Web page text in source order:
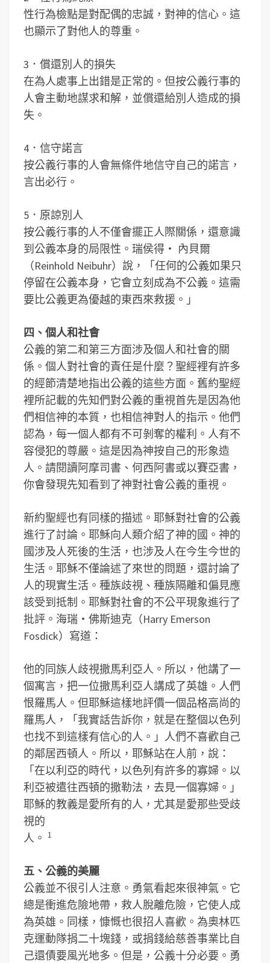
性行為檢點是對配偶的忠誠，對神的信心。這
也顯示了對他人的尊重。
3．償還別人的損失
在為人處事上出錯是正常的。但按公義行事的
人會主動地謀求和解，並償還給別人造成的損
失。
4．信守諾言
按公義行事的人會無條件地信守自己的諾言，
言出必行。
5．原諒別人
按公義行事的人不僅會擺正人際關係，還意識
到公義本身的局限性。瑞侯得‧ 內貝爾
（Reinhold Neibuhr）說，「任何的公義如果只
停留在公義本身，它會立刻成為不公義。這需
要比公義更為優越的東西來救援。」
四、個人和社會
公義的第二和第三方面涉及個人和社會的關
係。個人對社會的責任是什麼？聖經裡有許多
的經節清楚地指出公義的這些方面。舊約聖經
裡所記載的先知們對公義的重視首先是因為他
們相信神的本質，也相信神對人的指示。他們
認為，每一個人都有不可剝奪的權利。人有不
容侵犯的尊嚴。這是因為神按自己的形象造
人。請閱讀阿摩司書、何西阿書或以賽亞書，
你會發現先知看到了神對社會公義的重視。
新約聖經也有同樣的描述。耶穌對社會的公義
進行了討論。耶穌向人類介紹了神的國。神的
國涉及人死後的生活，也涉及人在今生今世的
生活。耶穌不僅論述了來世的問題，還討論了
人的現實生活。種族歧視、種族隔離和偏見應
該受到抵制。耶穌對社會的不公平現象進行了
批評。海瑞‧佛斯迪克（Harry Emerson
Fosdick）寫道：
他的同族人歧視撒馬利亞人。所以，他講了一
個寓言，把一位撒馬利亞人講成了英雄。人們
恨羅馬人。但耶穌這樣地評價一個品格高尚的
羅馬人，「我實話告訴你，就是在整個以色列
也找不到這樣有信心的人。」人們不喜歡自己
的鄰居西頓人。所以，耶穌站在人前，說：
「在以利亞的時代，以色列有許多的寡婦。以
利亞被遣往西頓的撒勒法，去見一個寡婦。」
耶穌的教義是愛所有的人，尤其是愛那些受歧
視的
人。
1
五、公義的美麗
公義並不很引人注意。勇氣看起來很神氣。它
總是衝進危險地帶，救人脫離危險，它使人成
為英雄。同樣，慷慨也很招人喜歡。為奧林匹
克運動隊捐二十塊錢，或捐錢給慈善事業比自
己還債要風光地多。但是，公義十分必要。勇